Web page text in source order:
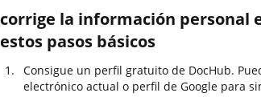
corrige la información personal
estos pasos básicos
Consigue un perfil gratuito de DocHub.
electrónico actual o perfil de Google para